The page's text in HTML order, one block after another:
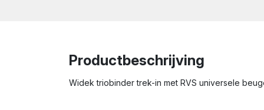
Productbeschrijving
Widek triobinder trek-in met RVS universele